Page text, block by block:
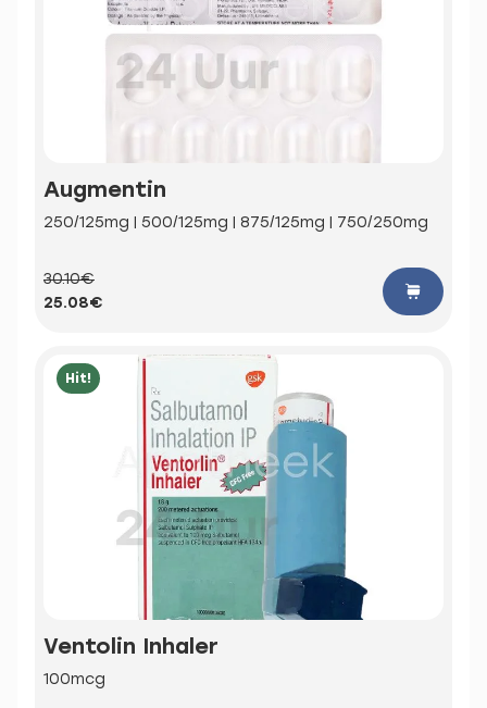
Augmentin
250/125mg | 500/125mg | 875/125mg | 750/250mg
30.10€
25.08€
Hit!
Ventolin Inhaler
100mcg